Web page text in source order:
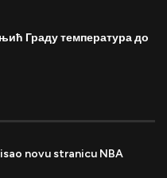
Граду температура до
novu stranicu NBA